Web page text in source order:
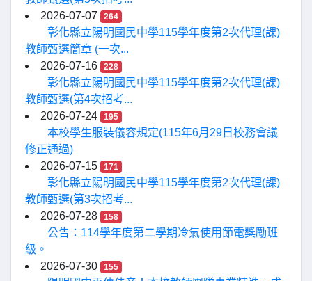
2026-07-07
264
彰化縣立陽明國民中學115學年度第2次代理(課)
教師甄選簡章 (一次...
2026-07-16
228
彰化縣立陽明國民中學115學年度第2次代理(課)
教師甄選(第4次招考...
2026-07-24
195
本校學生服裝儀容規定(115年6月29日校務會議
修正通過)
2026-07-15
171
彰化縣立陽明國民中學115學年度第2次代理(課)
教師甄選(第3次招考...
2026-07-28
158
公告：114學年度第二學期冷氣使用節電獎勵班
級。
2026-07-30
155